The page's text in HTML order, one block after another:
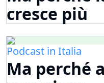
cresce più
Podcast in Italia
Ma perché